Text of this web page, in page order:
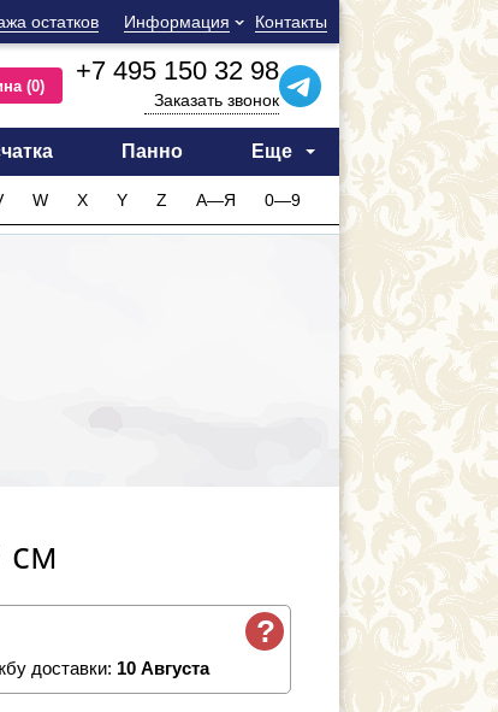
остатков Информация Контакты
(0)
+7 495 150 32 98
Заказать звонок
Панно Еще
W X Y Z А—Я 0—9
см
?
доставки: 10 Августа